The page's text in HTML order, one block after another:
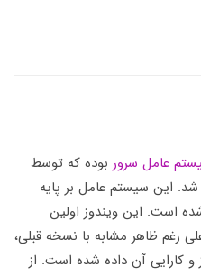
عامل سرور بوده که توسط
در ۲۲ اوت ۲۰۰۹ عرضه شد. این سیستم عامل بر پایه
است. این ویندوز اولین
و علی رغم ظاهر مشابه با نسخه قبلی،
و کارایی آن داده شده است. از